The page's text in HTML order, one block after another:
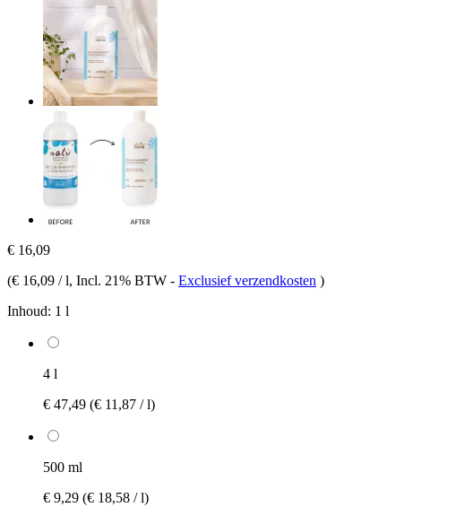
€ 16,09
(€ 16,09 / l, Incl. 21% BTW - Exclusief verzendkosten )
Inhoud: 1 l
4 l
€ 47,49 (€ 11,87 / l)
500 ml
€ 9,29 (€ 18,58 / l)